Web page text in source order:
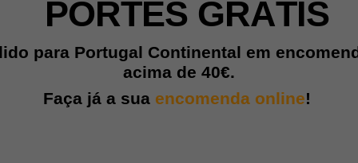
PORTES GRÁTIS
para Portugal Continental em
acima de 40€.
Faça já a sua encomenda online!